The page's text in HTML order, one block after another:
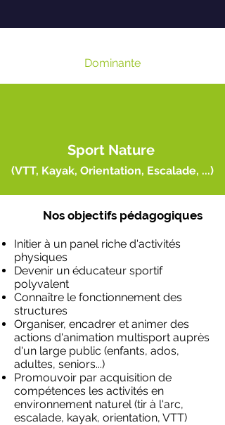
Dominante
Sport Nature
(VTT, Kayak, Orientation, Escalade, ...)
Nos objectifs pédagogiques
Initier à un panel riche d'activités
physiques
Devenir un éducateur sportif
polyvalent
Connaître le fonctionnement des
structures
Organiser, encadrer et animer des
actions d'animation multisport auprès
d'un large public (enfants, ados,
adultes, seniors...)
Promouvoir par acquisition de
compétences les activités en
environnement naturel (tir à l'arc,
escalade, kayak, orientation, VTT)